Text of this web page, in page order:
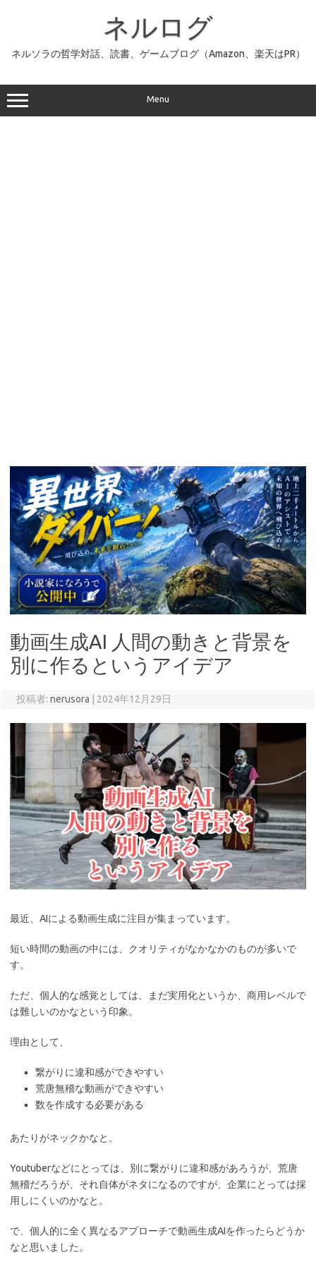
ッ
プ
ネルログ
ネルソラの哲学対話、読書、ゲームブログ（Amazon、楽天はPR）
Menu
動画生成AI 人間の動きと背景を
別に作るというアイデア
投稿者: nerusora 2024年12月29日
最近、AIによる動画生成に注目が集まっています。
短い時間の動画の中には、クオリティがなかなかのものが多いで
す。
ただ、個人的な感覚としては、まだ実用化というか、商用レベルで
は難しいのかなという印象。
理由として、
繋がりに違和感ができやすい
荒唐無稽な動画ができやすい
数を作成する必要がある
あたりがネックかなと。
Youtuberなどにとっては、別に繋がりに違和感があろうが、荒唐
無稽だろうが、それ自体がネタになるのですが、企業にとっては採
用しにくいのかなと。
で、個人的に全く異なるアプローチで動画生成AIを作ったらどうか
なと思いました。